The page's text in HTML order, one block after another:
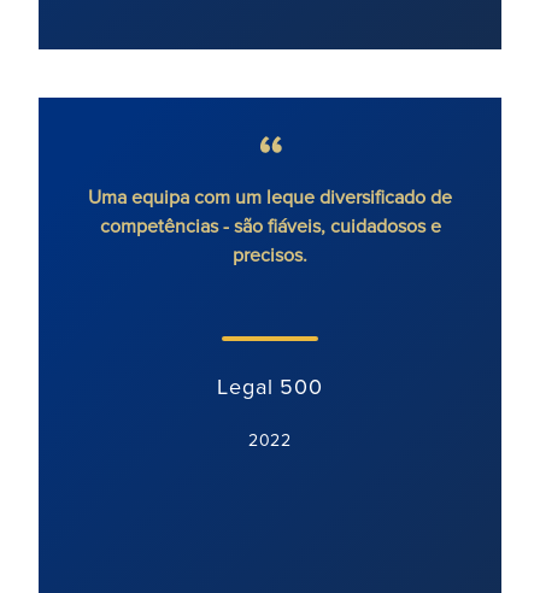
Uma equipa com um leque diversificado de
competências - são fiáveis, cuidadosos e
precisos.
Legal 500
2022